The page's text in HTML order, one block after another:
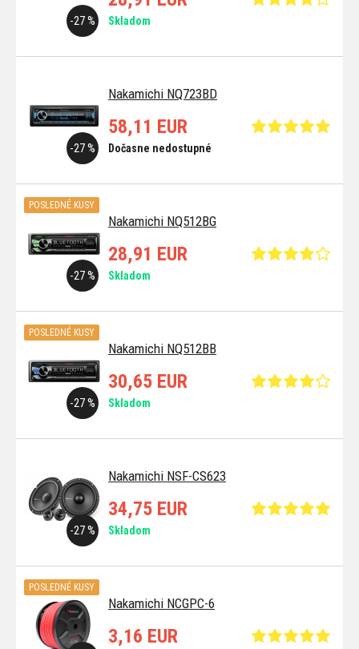
-27 % Skladom
Nakamichi NQ723BD
-27 %
58,11 EUR
Dočasne nedostupné
Nakamichi NQ512BG
-27 %
POSLEDNÉ KUSY
28,91 EUR
Skladom
Nakamichi NQ512BB
-27 %
POSLEDNÉ KUSY
30,65 EUR
Skladom
Nakamichi NSF-CS623
-27 %
34,75 EUR
Skladom
Nakamichi NCGPC-6
POSLEDNÉ KUSY
3,16 EUR